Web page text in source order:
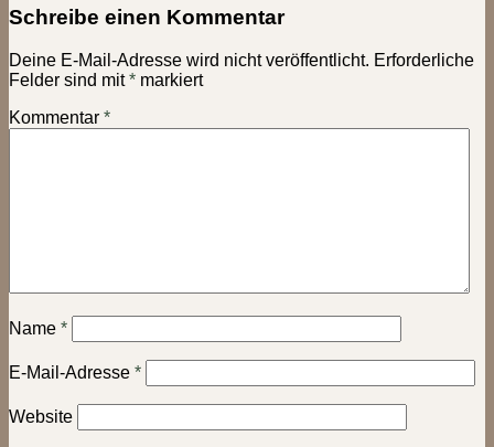
Schreibe einen Kommentar
Deine E-Mail-Adresse wird nicht veröffentlicht. Erforderliche
Felder sind mit* markiert
Kommentar *
Name *
E-Mail-Adresse *
Website